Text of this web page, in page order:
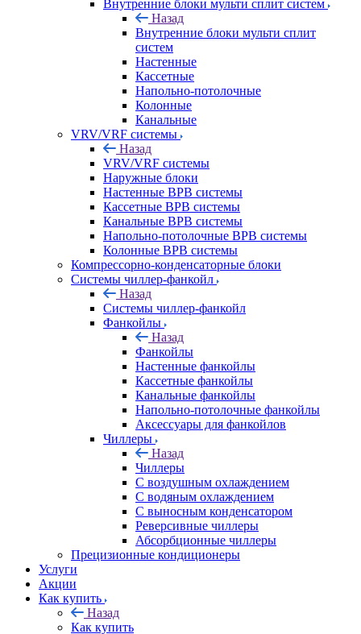
Внутренние блоки мульти сплит систем
Назад
Внутренние блоки мульти сплит
систем
Настенные
Кассетные
Напольно-потолочные
Колонные
Канальные
VRV/VRF системы
Назад
VRV/VRF системы
Наружные блоки
Настенные ВРВ системы
Кассетные ВРВ системы
Канальные ВРВ системы
Напольно-потолочные ВРВ системы
Колонные ВРВ системы
Компрессорно-конденсаторные блоки
Системы чиллер-фанкойл
Назад
Системы чиллер-фанкойл
Фанкойлы
Назад
Фанкойлы
Настенные фанкойлы
Кассетные фанкойлы
Канальные фанкойлы
Напольно-потолочные фанкойлы
Аксессуары для фанкойлов
Чиллеры
Назад
Чиллеры
С воздушным охлаждением
С водяным охлаждением
С выносным конденсатором
Реверсивные чиллеры
Абсорбционные чиллеры
Прецизионные кондиционеры
Услуги
Акции
Как купить
Назад
Как купить